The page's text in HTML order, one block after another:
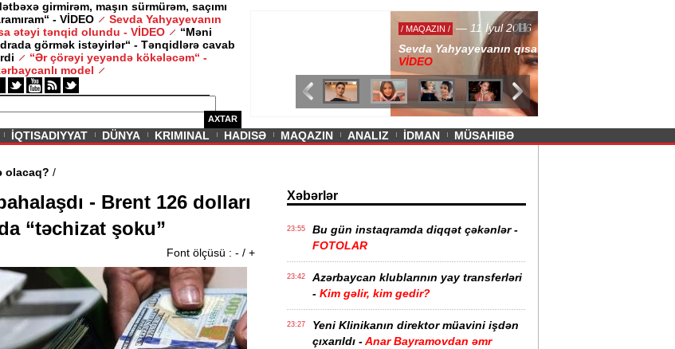
girmirəm, maşın sürmürəm, saçımı
- VİDEO
Sevda Yahyayevanın
ətəyi tənqid olundu - VİDEO
“Məni
görmək istəyirlər“ - Tənqidlərə cavab
“Ər çörəyi yeyəndə kökələcəm“ -
model
AXTAR
Sevda Yahyayevanın qısa ətəyi tənqid olundu -
İQTISADIYYAT DÜNYA KRIMINAL HADISƏ MAQAZIN ANALIZ İDMAN MÜSAHIBƏ
necə olacaq?
- Brent 126 dolları
“təchizat şoku”
Font ölçüsü : - / +
Xəbərlər
23:55
Bu gün instaqramda diqqət çəkənlər -
FOTOLAR
23:42
Azərbaycan klublarının yay transferləri
- Kim gəlir, kim gedir?
23:27
Yeni Klinikanın direktor müavini işdən
çıxarıldı -Anar Bayramovdan əmr